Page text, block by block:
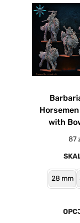
with
87
28 mm